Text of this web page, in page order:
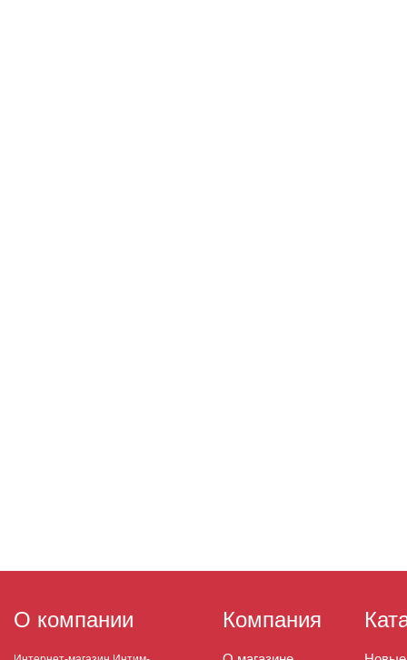
О компании Компания